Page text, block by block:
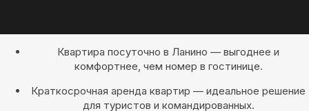
Квартира посуточно в Ланино — выгоднее и
комфортнее, чем номер в гостинице.
Краткосрочная аренда квартир — идеальное решение
для туристов и командированных.